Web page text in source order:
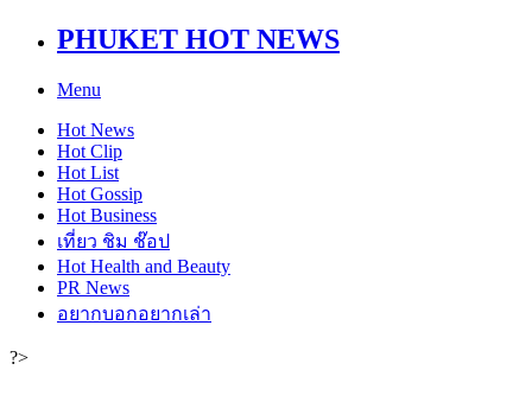
PHUKET HOT NEWS
Menu
Hot News
Hot Clip
Hot List
Hot Gossip
Hot Business
เที่ยว ชิม ช๊อป
Hot Health and Beauty
PR News
อยากบอกอยากเล่า
?>